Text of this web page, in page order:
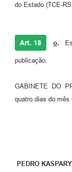
do Estado (TCE-
Art. 18 o.
publicação.
GABINETE DO
quatro dias do mês
PEDRO KASPARY